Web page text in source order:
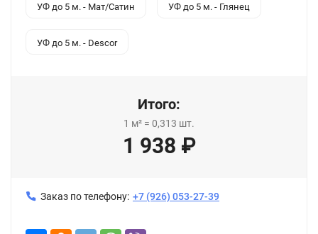
УФ до 5 м. - Мат/Сатин УФ до 5 м. - Глянец
УФ до 5 м. - Descor
Итого:
1 м² = 0,313 шт.
1 938 ₽
Заказ по телефону: +7 (926) 053-27-39